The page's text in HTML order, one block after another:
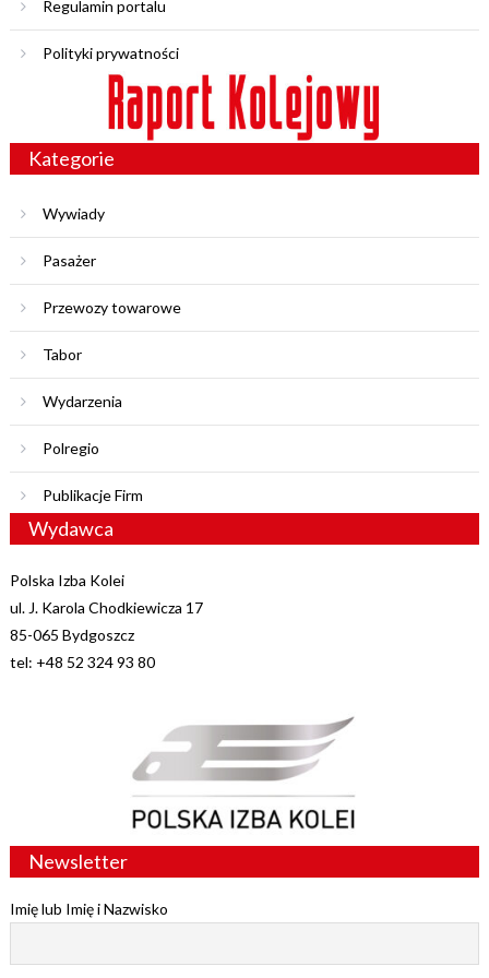
Regulamin portalu
Polityki prywatności
Kategorie
Wywiady
Pasażer
Przewozy towarowe
Tabor
Wydarzenia
Polregio
Publikacje Firm
Wydawca
Polska Izba Kolei
ul. J. Karola Chodkiewicza 17
85-065 Bydgoszcz
tel: +48 52 324 93 80
Newsletter
Imię lub Imię i Nazwisko